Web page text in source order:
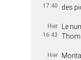
17:40
des
Hier
16:43
Le
Hier